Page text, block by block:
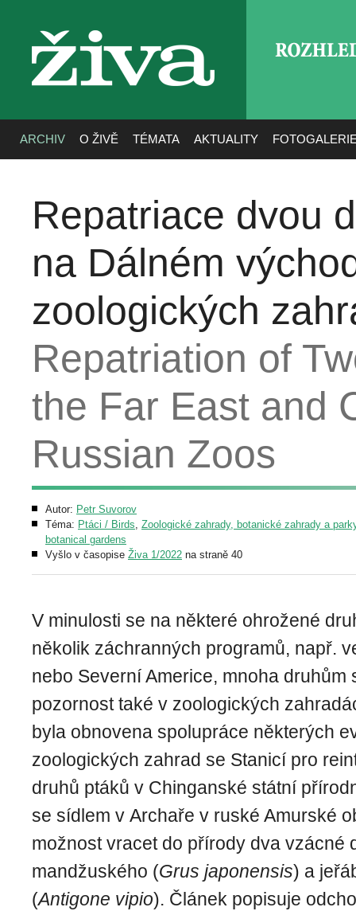
živa
ARCHIV O ŽIVĚ TÉMATA AKTUALITY
Repatriace dvou
na Dálném
zoologických
Repatriation of
the Far East and
Russian Zoos
Autor: Petr Suvorov
Téma: Ptáci / Birds, Zoologické zahrady, botanické zahrady a
botanical gardens
Vyšlo v časopise Živa 1/2022 na straně 40
V minulosti se na některé ohrožené
několik záchranných programů, např.
nebo Severní Americe, mnoha druhům
pozornost také v zoologických
byla obnovena spolupráce některých
zoologických zahrad se Stanicí pro
druhů ptáků v Chinganské státní
se sídlem v Archaře v ruské Amurské
možnost vracet do přírody dva vzácné
mandžuského (Grus japonensis) a
(Antigone vipio). Článek popisuje